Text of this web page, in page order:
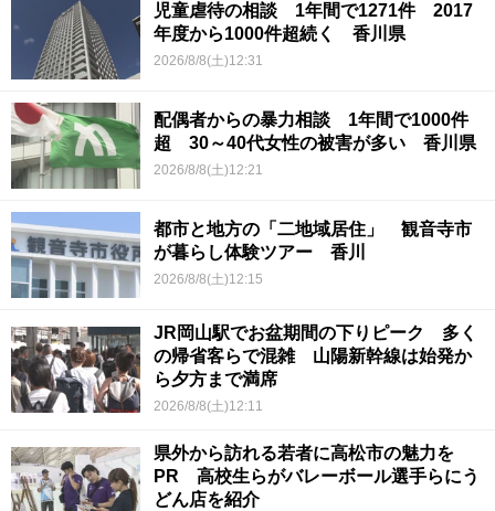
児童虐待の相談 1年間で1271件 2017
年度から1000件超続く 香川県
2026/8/8(土)12:31
配偶者からの暴力相談 1年間で1000件
超 30～40代女性の被害が多い 香川県
2026/8/8(土)12:21
都市と地方の「二地域居住」 観音寺市
が暮らし体験ツアー 香川
2026/8/8(土)12:15
JR岡山駅でお盆期間の下りピーク 多く
の帰省客らで混雑 山陽新幹線は始発か
ら夕方まで満席
2026/8/8(土)12:11
県外から訪れる若者に高松市の魅力を
PR 高校生らがバレーボール選手らにう
どん店を紹介